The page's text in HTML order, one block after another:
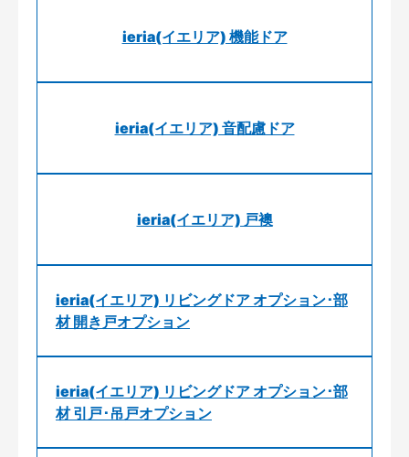
ieria(イエリア) 機能ドア
ieria(イエリア) 音配慮ドア
ieria(イエリア) 戸襖
ieria(イエリア) リビングドア オプション･部
材 開き戸オプション
ieria(イエリア) リビングドア オプション･部
材 引戸･吊戸オプション